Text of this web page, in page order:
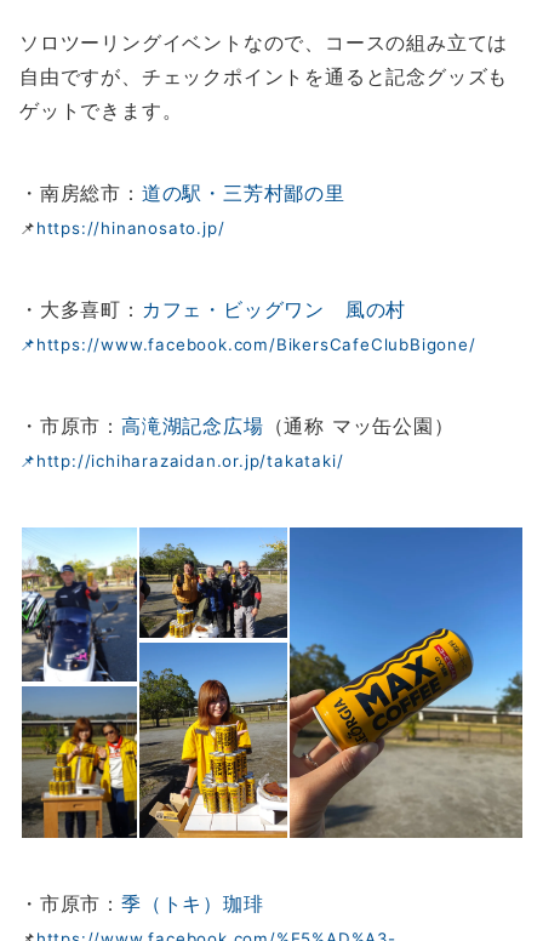
ソロツーリングイベントなので、コースの組み立ては
自由ですが、チェックポイントを通ると記念グッズも
ゲットできます。
・南房総市： 道の駅・三芳村鄙の里
📌https://hinanosato.jp/
・大多喜町： カフェ・ビッグワン 風の村
📌https://www.facebook.com/BikersCafeClubBigone/
・市原市： 高滝湖記念広場 （通称 マッ缶公園）
📌http://ichiharazaidan.or.jp/takataki/
・市原市： 季（トキ）珈琲